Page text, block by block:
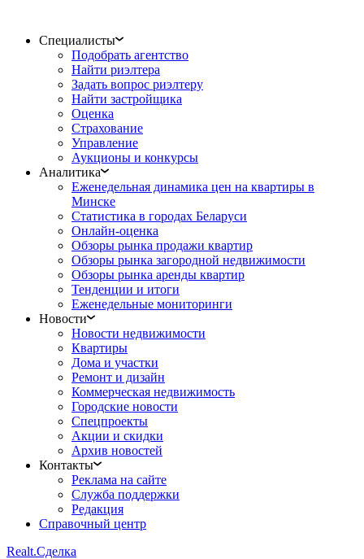
Специалисты
Подобрать агентство
Найти риэлтера
Задать вопрос риэлтеру
Найти застройщика
Оценка
Страхование
Управление
Аукционы и конкурсы
Аналитика
Еженедельная динамика цен на квартиры в
Минске
Статистика в городах Беларуси
Онлайн-оценка
Обзоры рынка продажи квартир
Обзоры рынка загородной недвижимости
Обзоры рынка аренды квартир
Тенденции и итоги
Еженедельные мониторинги
Новости
Новости недвижимости
Квартиры
Дома и участки
Ремонт и дизайн
Коммерческая недвижимость
Городские новости
Спецпроекты
Акции и скидки
Архив новостей
Контакты
Реклама на сайте
Служба поддержки
Редакция
Справочный центр
Realt.Сделка